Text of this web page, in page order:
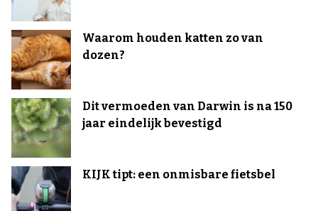
Waarom houden katten zo van
dozen?
Dit vermoeden van Darwin is na 150
jaar eindelijk bevestigd
KIJK tipt: een onmisbare fietsbel